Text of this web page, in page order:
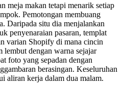
meja makan tetapi menarik setiap
Pemotongan membuang
Daripada situ dia menjalankan
penyenaraian pasaran, templat
varian Shopify di mana cincin
lembut dengan warna sejajar
foto yang sepadan dengan
berasingan. Keseluruhan
aliran kerja dalam dua malam.